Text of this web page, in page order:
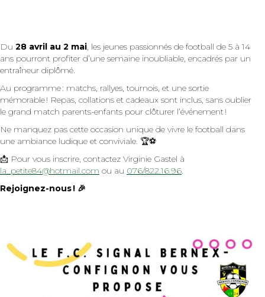
Du 28 avril au 2 mai, les jeunes passionnés de football de 5 à 14
ans pourront profiter d’une semaine inoubliable, encadrés par un
entraîneur diplômé.
Au programme : matchs, rallyes, tournois, et une sortie
mémorable ! Repas, collations et cadeaux sont inclus, sans oublier
le grand match parents-enfants pour clôturer l’événement !
Ne manquez pas cette occasion unique de vivre le football dans
une ambiance ludique et conviviale. 🏆⚽
📩 Pour vous inscrire, contactez Virginie Gastel à
la_petite84@hotmail.com ou au 076/822.16.96.
Rejoignez-nous ! 🎉